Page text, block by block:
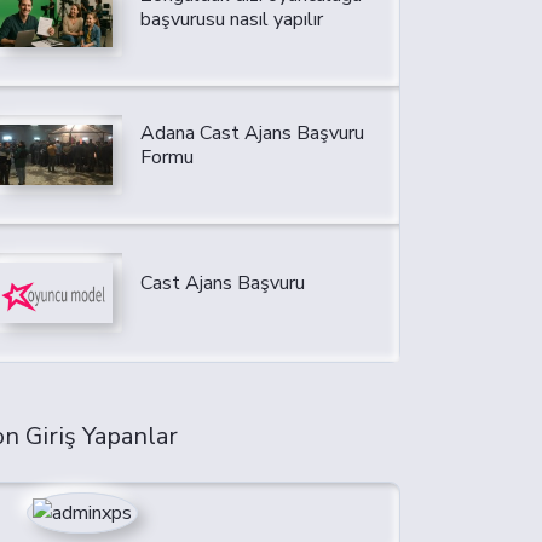
başvurusu nasıl yapılır
Adana Cast Ajans Başvuru
Formu
Cast Ajans Başvuru
Giriş Yapanlar